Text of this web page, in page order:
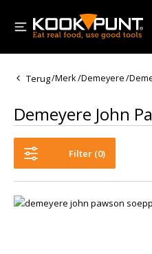
Terug/Merk/Demeyere/
Demeyere John
Filter (0)